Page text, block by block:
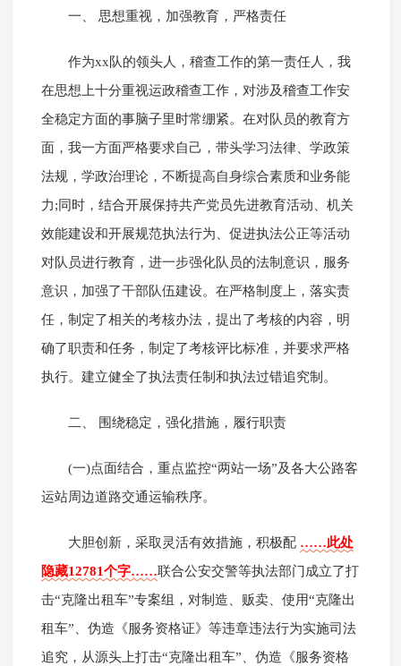
一、 思想重视，加强教育，严格责任
作为xx队的领头人，稽查工作的第一责任人，我
在思想上十分重视运政稽查工作，对涉及稽查工作安
全稳定方面的事脑子里时常绷紧。在对队员的教育方
面，我一方面严格要求自己，带头学习法律、学政策
法规，学政治理论，不断提高自身综合素质和业务能
力;同时，结合开展保持共产党员先进教育活动、机关
效能建设和开展规范执法行为、促进执法公正等活动
对队员进行教育，进一步强化队员的法制意识，服务
意识，加强了干部队伍建设。在严格制度上，落实责
任，制定了相关的考核办法，提出了考核的内容，明
确了职责和任务，制定了考核评比标准，并要求严格
执行。建立健全了执法责任制和执法过错追究制。
二、 围绕稳定，强化措施，履行职责
(一)点面结合，重点监控“两站一场”及各大公路客
运站周边道路交通运输秩序。
大胆创新，采取灵活有效措施，积极配 ……此处
隐藏12781个字……联合公安交警等执法部门成立了打
击“克隆出租车”专案组，对制造、贩卖、使用“克隆出
租车”、伪造《服务资格证》等违章违法行为实施司法
追究，从源头上打击“克隆出租车”、伪造《服务资格